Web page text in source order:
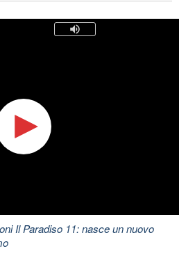
Il Paradiso 11: nasce un nuovo